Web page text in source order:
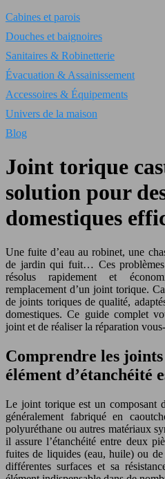
Cabines et parois
Douches et baignoires
Sanitaires & Robinetterie
Évacuation & Assainissement
Accessoires & Équipements
Univers de la maison
Blog
Joint torique
solution pour
domestiques
Une fuite d’eau au robinet, une
de jardin qui fuit… Ces problèmes
résolus rapidement et
remplacement d’un joint torique.
de joints toriques de qualité,
domestiques. Ce guide complet
joint et de réaliser la réparation
Comprendre les
élément d’étanchéité
Le joint torique est un composant
généralement fabriqué en
polyuréthane ou autres matériaux
il assure l’étanchéité entre deux
fuites de liquides (eau, huile) ou de
différentes surfaces et sa